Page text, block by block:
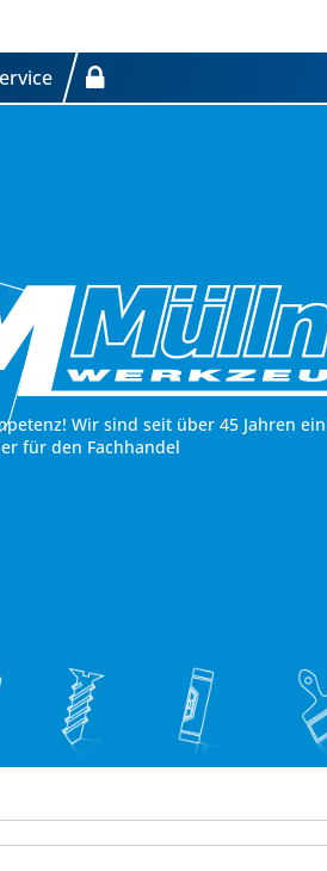
Wir sind seit über 45 Jahren
für den Fachhandel